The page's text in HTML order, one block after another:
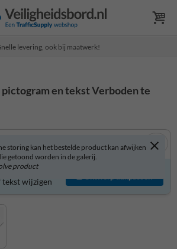
levering, ook bij maatwerk!
en tekst Verboden te
storing kan het bestelde product kan afwijken
getoond worden in de galerij.
product
wijzigen
Ontwerp aanpassen